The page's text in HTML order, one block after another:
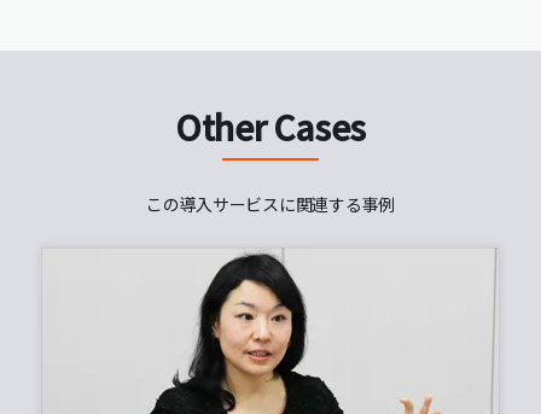
Other Cases
この導入サービスに関連する事例